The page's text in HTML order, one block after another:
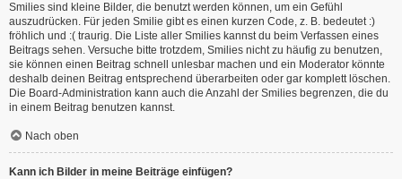
Smilies sind kleine Bilder, die benutzt werden können, um ein Gefühl
auszudrücken. Für jeden Smilie gibt es einen kurzen Code, z. B. bedeutet :)
fröhlich und :( traurig. Die Liste aller Smilies kannst du beim Verfassen eines
Beitrags sehen. Versuche bitte trotzdem, Smilies nicht zu häufig zu benutzen,
sie können einen Beitrag schnell unlesbar machen und ein Moderator könnte
deshalb deinen Beitrag entsprechend überarbeiten oder gar komplett löschen.
Die Board-Administration kann auch die Anzahl der Smilies begrenzen, die du
in einem Beitrag benutzen kannst.
Nach oben
Kann ich Bilder in meine Beiträge einfügen?